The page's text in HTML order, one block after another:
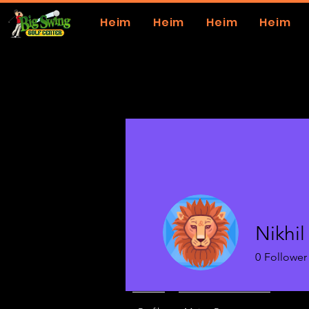
Heim Heim Heim Heim
Nikhil
0 Follower